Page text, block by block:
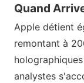
Quand
Apple détient
remontant à
analystes